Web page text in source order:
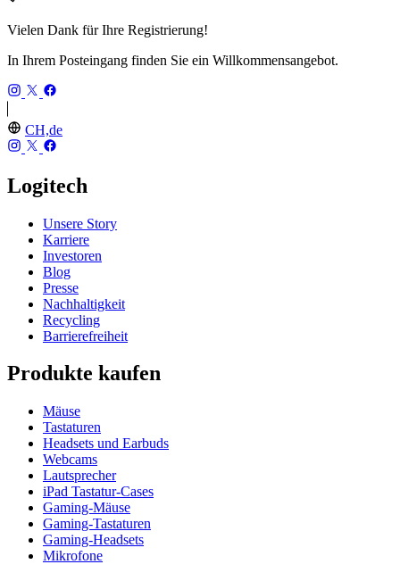
Vielen Dank für Ihre Registrierung!
In Ihrem Posteingang finden Sie ein Willkommensangebot.
CH,de
Logitech
Unsere Story
Karriere
Investoren
Blog
Presse
Nachhaltigkeit
Recycling
Barrierefreiheit
Produkte kaufen
Mäuse
Tastaturen
Headsets und Earbuds
Webcams
Lautsprecher
iPad Tastatur-Cases
Gaming-Mäuse
Gaming-Tastaturen
Gaming-Headsets
Mikrofone